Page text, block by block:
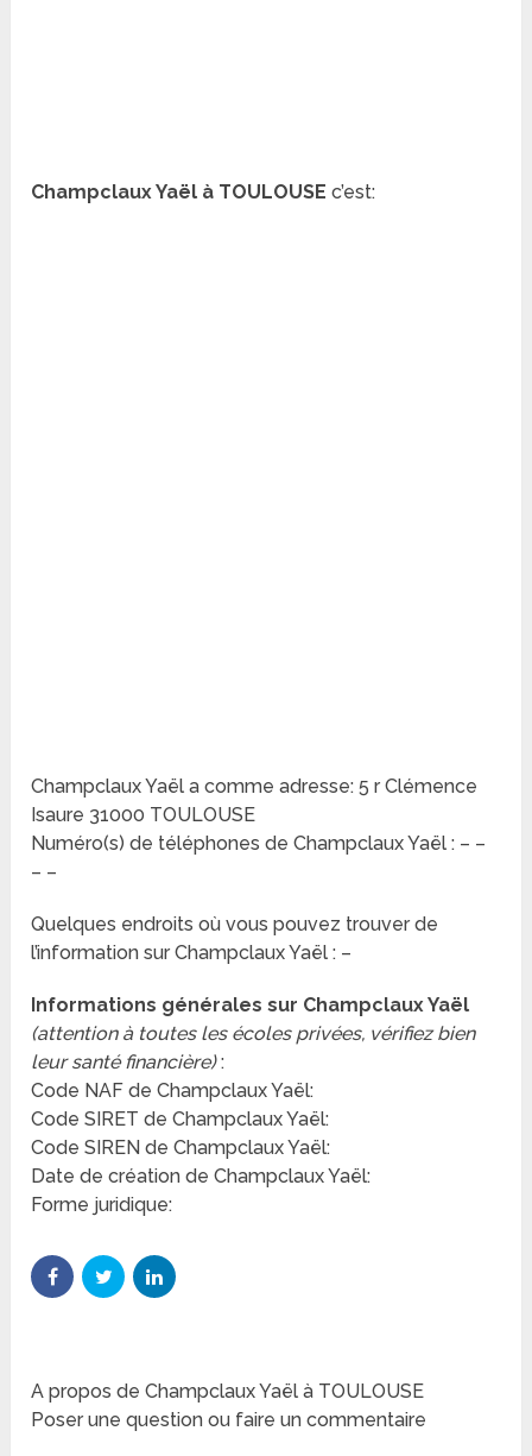
Champclaux Yaël à TOULOUSE c’est:
Champclaux Yaël a comme adresse: 5 r Clémence
Isaure 31000 TOULOUSE
Numéro(s) de téléphones de Champclaux Yaël : – –
– –
Quelques endroits où vous pouvez trouver de
l’information sur Champclaux Yaël : –
Informations générales sur Champclaux Yaël
(attention à toutes les écoles privées, vérifiez bien
leur santé financière):
Code NAF de Champclaux Yaël:
Code SIRET de Champclaux Yaël:
Code SIREN de Champclaux Yaël:
Date de création de Champclaux Yaël:
Forme juridique:
A propos de Champclaux Yaël à TOULOUSE
Poser une question ou faire un commentaire